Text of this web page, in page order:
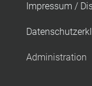
Impressum /
Administration